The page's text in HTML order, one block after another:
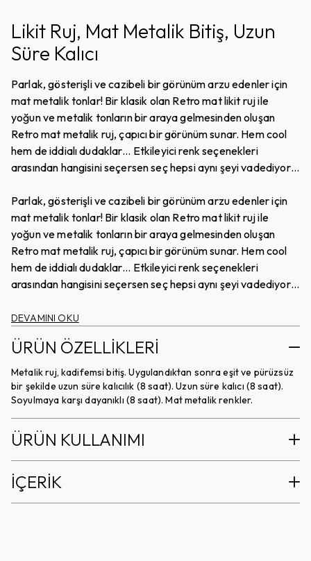
Likit Ruj, Mat Metalik Bitiş, Uzun
Süre Kalıcı
Parlak, gösterişli ve cazibeli bir görünüm arzu edenler için
mat metalik tonlar! Bir klasik olan Retro mat likit ruj ile
yoğun ve metalik tonların bir araya gelmesinden oluşan
Retro mat metalik ruj, çapıcı bir görünüm sunar. Hem cool
hem de iddialı dudaklar… Etkileyici renk seçenekleri
arasından hangisini seçersen seç hepsi aynı şeyi vadediyor:
görünümle bitişi..
Parlak, gösterişli ve cazibeli bir görünüm arzu edenler için
mat metalik tonlar! Bir klasik olan Retro mat likit ruj ile
yoğun ve metalik tonların bir araya gelmesinden oluşan
Retro mat metalik ruj, çapıcı bir görünüm sunar. Hem cool
hem de iddialı dudaklar… Etkileyici renk seçenekleri
arasından hangisini seçersen seç hepsi aynı şeyi vadediyor:
görünümle bitişi..
DEVAMINI OKU
ÜRÜN ÖZELLİKLERİ
Metalik ruj, kadifemsi bitiş. Uygulandıktan sonra eşit ve pürüzsüz
bir şekilde uzun süre kalıcılık (8 saat). Uzun süre kalıcı (8 saat).
Soyulmaya karşı dayanıklı (8 saat). Mat metalik renkler.
ÜRÜN KULLANIMI
İÇERİK